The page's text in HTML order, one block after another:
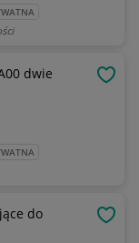
dwie
do